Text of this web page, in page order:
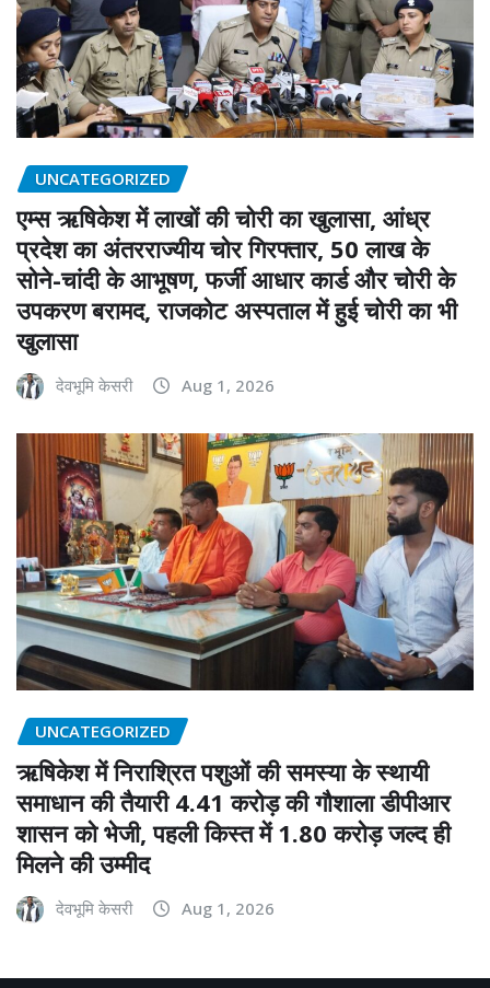
UNCATEGORIZED
एम्स ऋषिकेश में लाखों की चोरी का खुलासा, आंध्र
प्रदेश का अंतरराज्यीय चोर गिरफ्तार, 50 लाख के
सोने-चांदी के आभूषण, फर्जी आधार कार्ड और चोरी के
उपकरण बरामद, राजकोट अस्पताल में हुई चोरी का भी
खुलासा
देवभूमि केसरी Aug 1, 2026
UNCATEGORIZED
ऋषिकेश में निराश्रित पशुओं की समस्या के स्थायी
समाधान की तैयारी 4.41 करोड़ की गौशाला डीपीआर
शासन को भेजी, पहली किस्त में 1.80 करोड़ जल्द ही
मिलने की उम्मीद
देवभूमि केसरी Aug 1, 2026